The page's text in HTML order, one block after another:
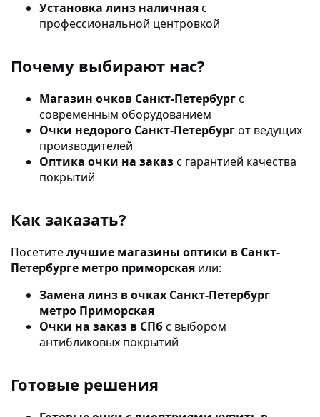
Установка линз наличнаяс
профессиональной центровкой
Почему выбирают нас?
Магазин очков Санкт-Петербургс
современным оборудованием
Очки недорого Санкт-Петербургот ведущих
производителей
Оптика очки на заказс гарантией качества
покрытий
Как заказать?
Посетителучшие магазины оптики в Санкт-
Петербурге метро приморская или:
Замена линз в очках Санкт-Петербург
метро Приморская
Очки на заказ в СПбс выбором
антибликовых покрытий
Готовые решения